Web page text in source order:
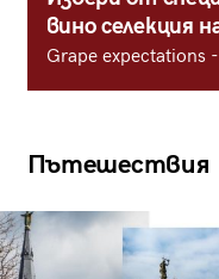
вино селекция
Grape expectations
Пътешествия